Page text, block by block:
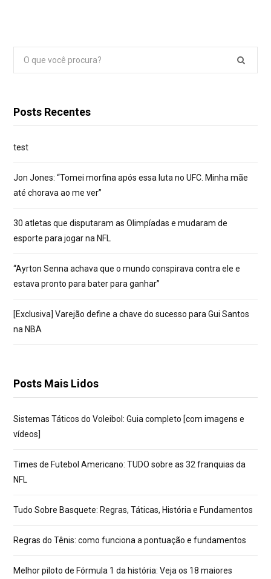
Pesquisar
por:
Posts Recentes
test
Jon Jones: “Tomei morfina após essa luta no UFC. Minha mãe
até chorava ao me ver”
30 atletas que disputaram as Olimpíadas e mudaram de
esporte para jogar na NFL
“Ayrton Senna achava que o mundo conspirava contra ele e
estava pronto para bater para ganhar”
[Exclusiva] Varejão define a chave do sucesso para Gui Santos
na NBA
Posts Mais Lidos
Sistemas Táticos do Voleibol: Guia completo [com imagens e
vídeos]
Times de Futebol Americano: TUDO sobre as 32 franquias da
NFL
Tudo Sobre Basquete: Regras, Táticas, História e Fundamentos
Regras do Tênis: como funciona a pontuação e fundamentos
Melhor piloto de Fórmula 1 da história: Veja os 18 maiores